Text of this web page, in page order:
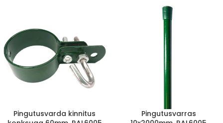
Pingutusvarda kinnitus
Pingutusvarras